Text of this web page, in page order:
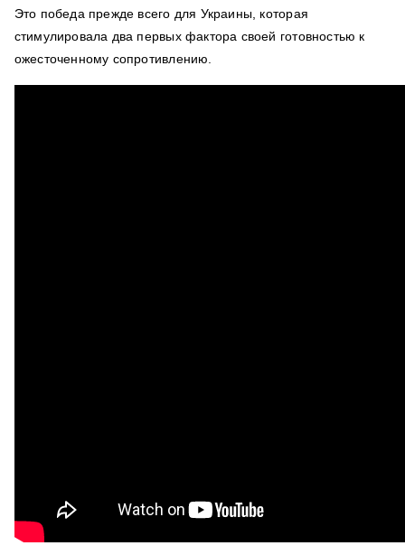
Это победа прежде всего для Украины, которая
стимулировала два первых фактора своей готовностью к
ожесточенному сопротивлению.